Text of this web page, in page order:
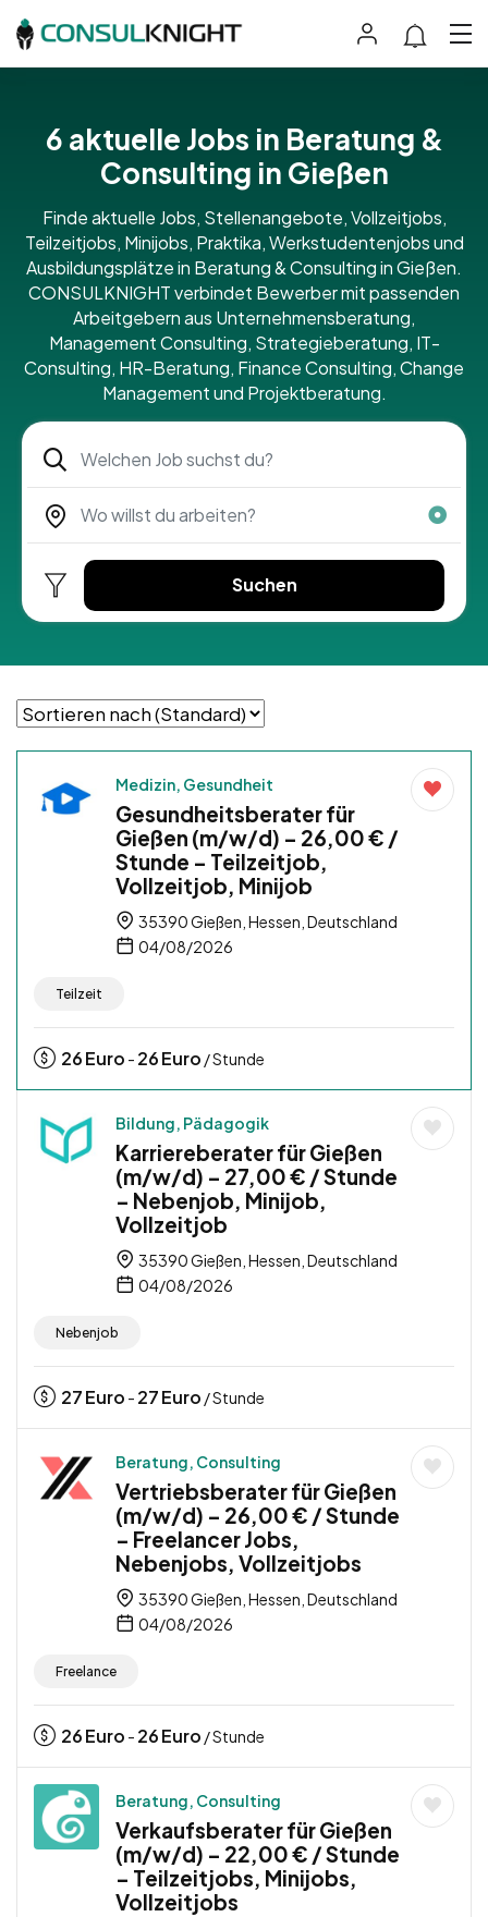
6 aktuelle Jobs in Beratung &
Consulting in Gießen
Finde aktuelle Jobs, Stellenangebote, Vollzeitjobs,
Teilzeitjobs, Minijobs, Praktika, Werkstudentenjobs und
Ausbildungsplätze in Beratung & Consulting in Gießen.
CONSULKNIGHT verbindet Bewerber mit passenden
Arbeitgebern aus Unternehmensberatung,
Management Consulting, Strategieberatung, IT-
Consulting, HR-Beratung, Finance Consulting, Change
Management und Projektberatung.
Suchen
Medizin, Gesundheit
Gesundheitsberater für
Gießen (m/w/d) – 26,00 € /
Stunde – Teilzeitjob,
Vollzeitjob, Minijob
35390 Gießen, Hessen, Deutschland
04/08/2026
Teilzeit
26Euro - 26Euro / Stunde
Bildung, Pädagogik
Karriereberater für Gießen
(m/w/d) – 27,00 € / Stunde
– Nebenjob, Minijob,
Vollzeitjob
35390 Gießen, Hessen, Deutschland
04/08/2026
Nebenjob
27Euro - 27Euro / Stunde
Beratung, Consulting
Vertriebsberater für Gießen
(m/w/d) – 26,00 € / Stunde
– Freelancer Jobs,
Nebenjobs, Vollzeitjobs
35390 Gießen, Hessen, Deutschland
04/08/2026
Freelance
26Euro - 26Euro / Stunde
Beratung, Consulting
Verkaufsberater für Gießen
(m/w/d) – 22,00 € / Stunde
– Teilzeitjobs, Minijobs,
Vollzeitjobs